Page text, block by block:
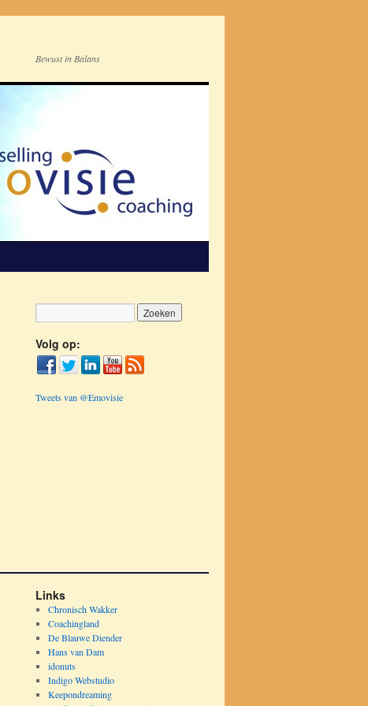
Bewust in Balans
Volg op:
Tweets van @Emovisie
Links
Chronisch Wakker
Coachingland
De Blauwe Diender
Hans van Dam
idonuts
Indigo Webstudio
Keepondreaming